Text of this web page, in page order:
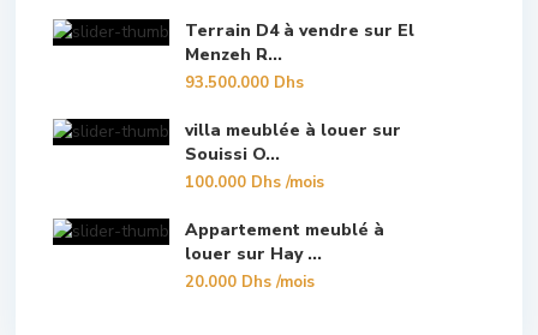
Terrain D4 à vendre sur El
Menzeh R...
93.500.000 Dhs
villa meublée à louer sur
Souissi O...
100.000 Dhs/mois
Appartement meublé à
louer sur Hay ...
20.000 Dhs/mois